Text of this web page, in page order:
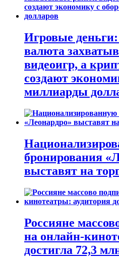
Игровые
валюта
видеоигр, а
создают
миллиарды
бронирования
выставят на
Россияне
на онлайн-
достигла 72,3